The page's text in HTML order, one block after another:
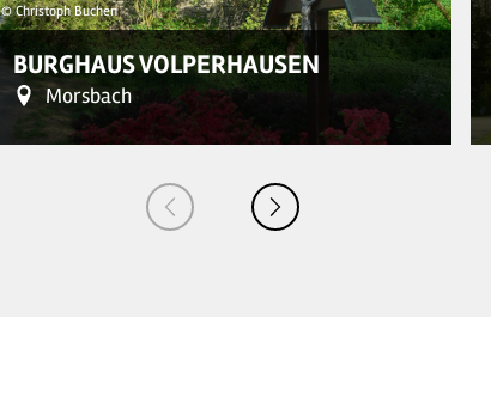
© Christoph Buchen
BURGHAUS VOLPERHAUSEN
Morsbach